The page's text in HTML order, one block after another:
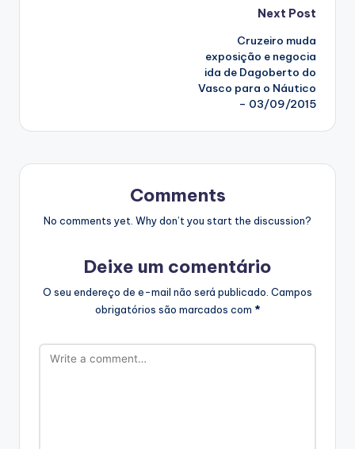
Next Post
Cruzeiro muda
exposição e negocia
ida de Dagoberto do
Vasco para o Náutico
– 03/09/2015
Comments
No comments yet. Why don’t you start the discussion?
Deixe um comentário
O seu endereço de e-mail não será publicado. Campos
obrigatórios são marcados com *